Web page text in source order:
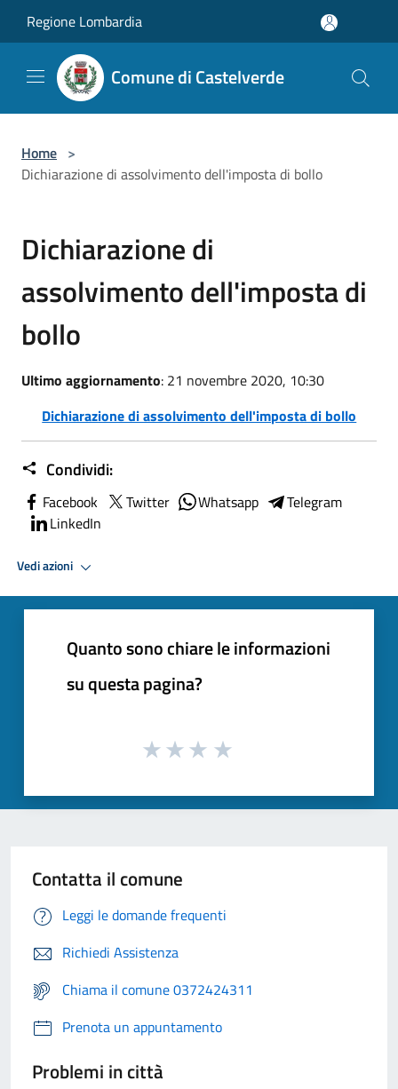
Regione Lombardia
Comune di Castelverde
Home >
Dichiarazione di assolvimento dell'imposta di bollo
Dichiarazione di
assolvimento dell'imposta di
bollo
Ultimo aggiornamento: 21 novembre 2020, 10:30
Dichiarazione di assolvimento dell'imposta di bollo
Condividi:
Facebook Twitter Whatsapp
Telegram
LinkedIn
Vedi azioni
Quanto sono chiare le informazioni
su questa pagina?
Contatta il comune
Leggi le domande frequenti
Richiedi Assistenza
Chiama il comune 0372424311
Prenota un appuntamento
Problemi in città